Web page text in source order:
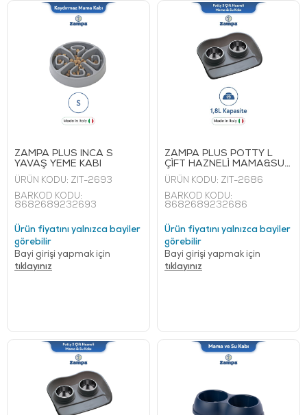
ZAMPA PLUS INCA S
YAVAŞ YEME KABI
ÜRÜN KODU: ZIT-2693
BARKOD KODU:
8682689232693
Ürün fiyatını yalnızca bayiler
görebilir
Bayi girişi yapmak için
tıklayınız
ZAMPA PLUS POTTY L
ÇİFT HAZNELİ MAMA&SU
KABI 1,8 L
ÜRÜN KODU: ZIT-2686
BARKOD KODU:
8682689232686
Ürün fiyatını yalnızca bayiler
görebilir
Bayi girişi yapmak için
tıklayınız